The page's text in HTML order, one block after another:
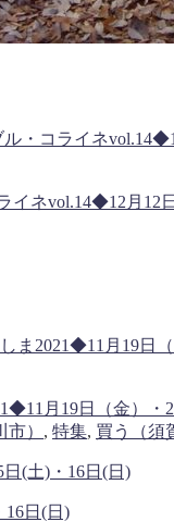
イネvol.14◆12月12
月19日（金
） , 特集, 買う（須
日(日)